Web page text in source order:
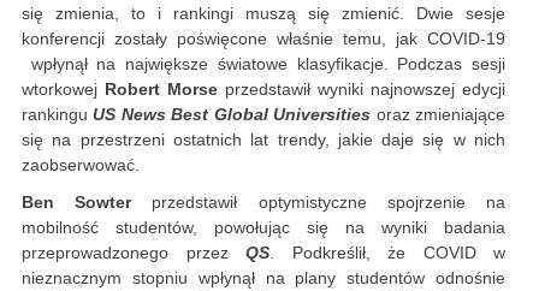
się zmienia, to i rankingi muszą się zmienić. Dwie sesje
konferencji zostały poświęcone właśnie temu, jak COVID-19
wpłynął na największe światowe klasyfikacje. Podczas sesji
wtorkowej Robert Morse przedstawił wyniki najnowszej edycji
rankinguUS News Best Global Universities oraz zmieniające
się na przestrzeni ostatnich lat trendy, jakie daje się w nich
zaobserwować.
Ben Sowterprzedstawił optymistyczne spojrzenie na
mobilność studentów, powołując się na wyniki badania
przeprowadzonego przez QS. Podkreślił, że COVID w
nieznacznym stopniu wpłynął na plany studentów odnośnie